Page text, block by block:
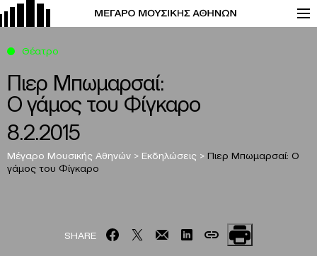
Πιερ Μπωμαρσαί:
Ο γάμος του Φίγκαρο
8.2.2015
Μέγαρο Μουσικής Αθηνών > Εκδηλώσεις > Πιερ Μπωμαρσαί: Ο
γάμος του Φίγκαρο
Θέατρο
SHARE